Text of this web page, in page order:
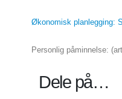
Økonomisk planlegging:
Personlig påminnelse:
Dele på…